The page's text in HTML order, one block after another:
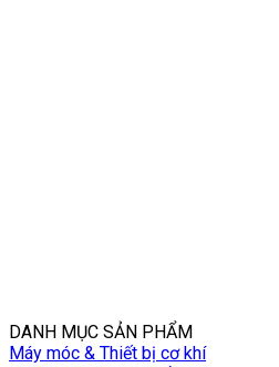
DANH MỤC SẢN PHẨM
Máy móc & Thiết bị cơ khí